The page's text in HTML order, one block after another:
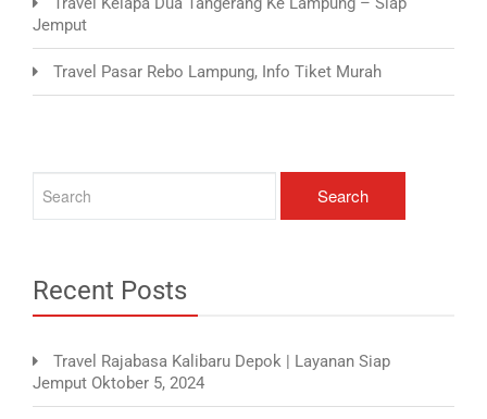
Jemput
Travel Pasar Rebo Lampung, Info Tiket Murah
Recent Posts
Travel Rajabasa Kalibaru Depok | Layanan Siap
Jemput Oktober 5, 2024